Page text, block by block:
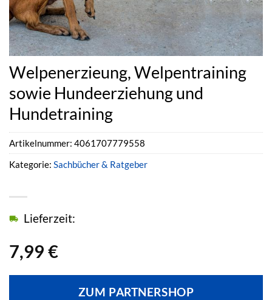
Welpenerzieung, Welpentraining
sowie Hundeerziehung und
Hundetraining
7,99 €
Lieferzeit:
ZUM PARTNERSHOP
Artikelnummer: 4061707779558
Kategorie: Sachbücher & Ratgeber